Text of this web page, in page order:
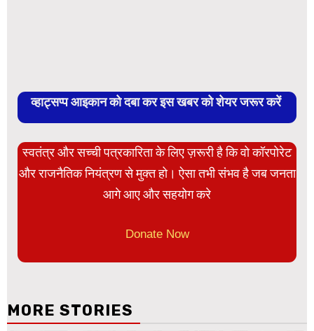
व्हाट्सप्प आइकान को दबा कर इस खबर को शेयर जरूर करें
स्वतंत्र और सच्ची पत्रकारिता के लिए ज़रूरी है कि वो कॉरपोरेट
और राजनैतिक नियंत्रण से मुक्त हो। ऐसा तभी संभव है जब जनता
आगे आए और सहयोग करे
Donate Now
MORE STORIES